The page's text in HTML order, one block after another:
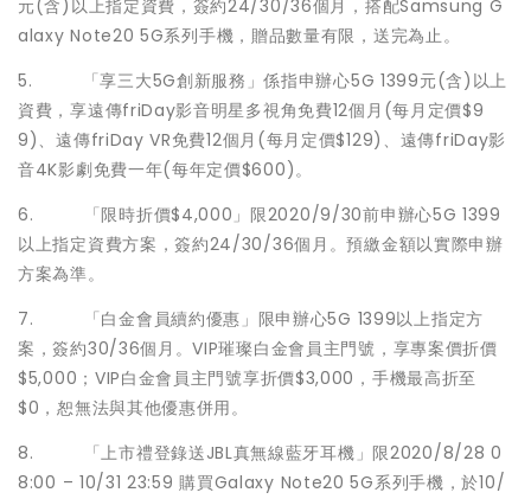
元(含)以上指定資費，簽約24/30/36個月，搭配Samsung G
alaxy Note20 5G系列手機，贈品數量有限，送完為止。
5. 「享三大5G創新服務」係指申辦心5G 1399元(含)以上
資費，享遠傳friDay影音明星多視角免費12個月(每月定價$9
9)、遠傳friDay VR免費12個月(每月定價$129)、遠傳friDay影
音4K影劇免費一年(每年定價$600)。
6. 「限時折價$4,000」限2020/9/30前申辦心5G 1399
以上指定資費方案，簽約24/30/36個月。預繳金額以實際申辦
方案為準。
7. 「白金會員續約優惠」限申辦心5G 1399以上指定方
案，簽約30/36個月。VIP璀璨白金會員主門號，享專案價折價
$5,000；VIP白金會員主門號享折價$3,000，手機最高折至
$0，恕無法與其他優惠併用。
8. 「上市禮登錄送JBL真無線藍牙耳機」限2020/8/28 0
8:00 – 10/31 23:59 購買Galaxy Note20 5G系列手機，於10/